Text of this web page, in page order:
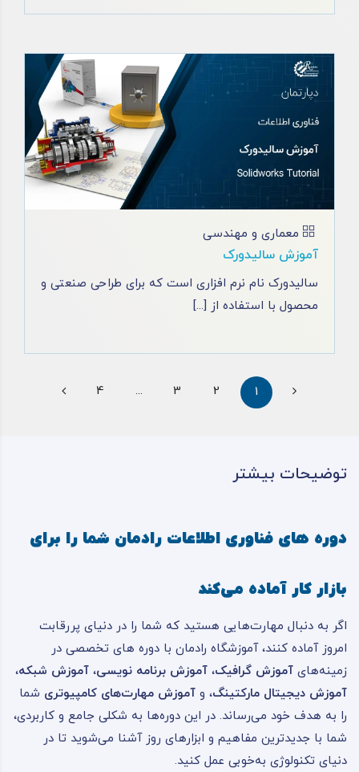
معماری و مهندسی
آموزش سالیدورک
سالیدورک نام نرم‌ افزاری است که برای طراحی صنعتی و
محصول با استفاده از [...]
1
2
3
...
4
توضیحات بیشتر
دوره های فناوری اطلاعات رادمان شما را برای
بازار کار آماده می‌کند
اگر به دنبال مهارت‌هایی هستید که شما را در دنیای پررقابت
امروز آماده کنند، آموزشگاه رادمان با دوره های تخصصی در
زمینه‌های آموزش گرافیک، آموزش برنامه نویسی، آموزش شبکه،
آموزش دیجیتال مارکتینگ، و آموزش مهارت‌های کامپیوتری شما
را به هدف خود می‌رساند. در این دوره‌ها به شکلی جامع و کاربردی،
شما با جدیدترین مفاهیم و ابزارهای روز آشنا می‌شوید تا در
دنیای تکنولوژی به‌خوبی عمل کنید.